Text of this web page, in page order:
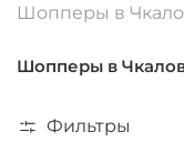
Шопперы в
Шопперы в
Фильтры